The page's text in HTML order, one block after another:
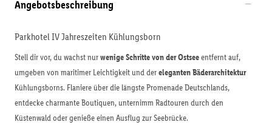
Angebotsbeschreibung
Parkhotel IV Jahreszeiten Kühlungsborn
Stell dir vor, du wachst nurwenige Schritte von der Ostseeentfernt auf,
umgeben von maritimer Leichtigkeit und dereleganten Bäderarchitektur
Kühlungsborns. Flaniere über die längste Promenade Deutschlands,
entdecke charmante Boutiquen, unternimm Radtouren durch den
Küstenwald oder genieße einen Ausflug zur Seebrücke.